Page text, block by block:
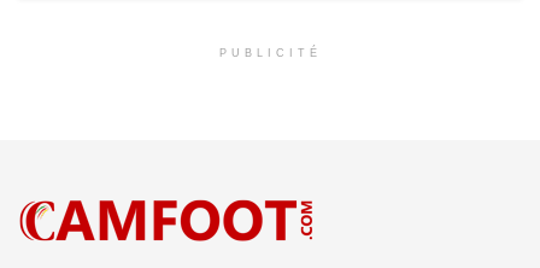
PUBLICITÉ